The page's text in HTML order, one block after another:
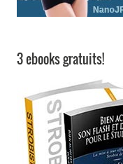
3 ebooks gratuits!